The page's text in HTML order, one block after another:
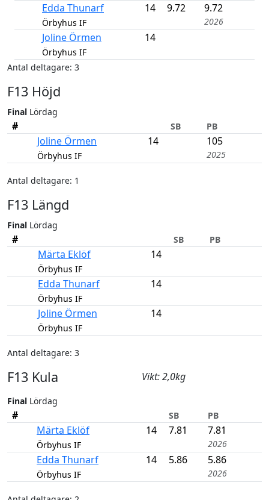
Edda Thunarf
Örbyhus IF
14 9.72 9.72
2026
Joline Örmen
Örbyhus IF
14
Antal deltagare: 3
F13 Höjd
Final Lördag
# SB PB
Joline Örmen
Örbyhus IF
14 105
2025
Antal deltagare: 1
F13 Längd
Final Lördag
# SB PB
Märta Eklöf
Örbyhus IF
14
Edda Thunarf
Örbyhus IF
14
Joline Örmen
Örbyhus IF
14
Antal deltagare: 3
F13 Kula Vikt: 2,0kg
Final Lördag
# SB PB
Märta Eklöf
Örbyhus IF
14 7.81 7.81
2026
Edda Thunarf
Örbyhus IF
14 5.86 5.86
2026